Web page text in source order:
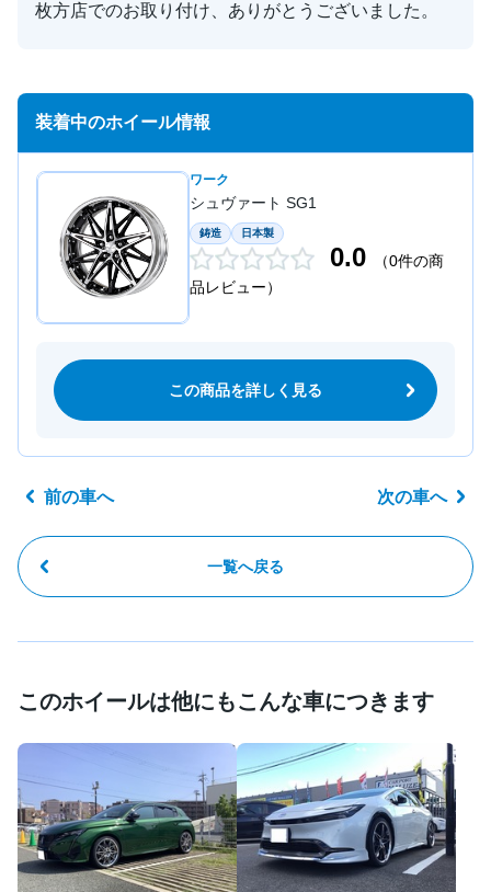
枚方店でのお取り付け、ありがとうございました。
装着中のホイール情報
ワーク
シュヴァート SG1
鋳造 日本製
0.0
（0件の商
品レビュー）
この商品を詳しく見る
前の車へ
一覧へ戻る
次の車へ
このホイールは他にもこんな車につきます